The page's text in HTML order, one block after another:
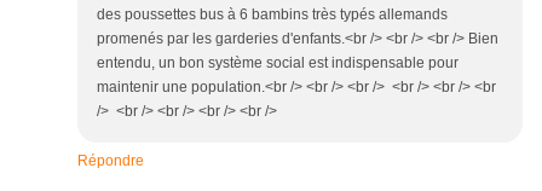
des poussettes bus à 6 bambins très typés allemands
promenés par les garderies d'enfants.<br /> <br /> <br /> Bien
entendu, un bon système social est indispensable pour
maintenir une population.<br /> <br /> <br /> <br /> <br /> <br
/> <br /> <br /> <br /> <br />
Répondre